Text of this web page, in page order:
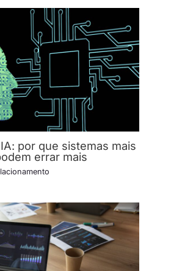
por que sistemas mais
errar mais